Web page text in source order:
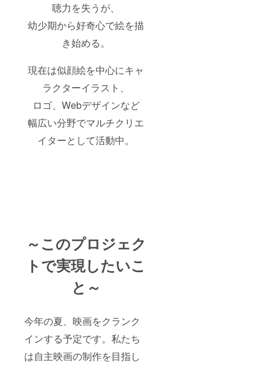
聴力を失うが、
幼少期から好奇心で絵を描
き始める。
現在は似顔絵を中心にキャ
ラクターイラスト、
ロゴ、Webデザインなど
幅広い分野でマルチクリエ
イターとして活動中。
～このプロジェク
トで実現したいこ
と～
今年の夏、映画をクランク
インする予定です。私たち
は自主映画の制作を目指し